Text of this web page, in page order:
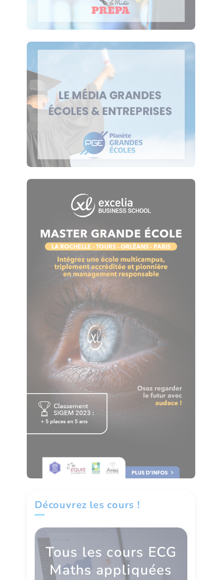
Découvrez les cours !
Tous les cours ECG
Maths appliquées